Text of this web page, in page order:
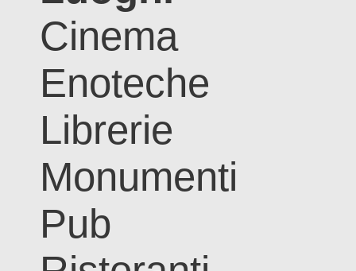
Cinema
Enoteche
Librerie
Monumenti
Pub